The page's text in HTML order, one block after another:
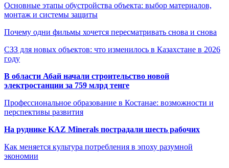
Основные этапы обустройства объекта: выбор материалов,
монтаж и системы защиты
Почему одни фильмы хочется пересматривать снова и снова
СЗЗ для новых объектов: что изменилось в Казахстане в 2026
году
В области Абай начали строительство новой
электростанции за 759 млрд тенге
Профессиональное образование в Костанае: возможности и
перспективы развития
На руднике KAZ Minerals пострадали шесть рабочих
Как меняется культура потребления в эпоху разумной
экономии